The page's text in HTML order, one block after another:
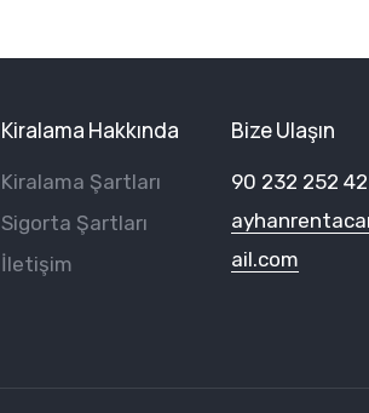
Kiralama Hakkında
Kiralama Şartları
Sigorta Şartları
İletişim
Bize Ulaşın
90 232 252
ail.com